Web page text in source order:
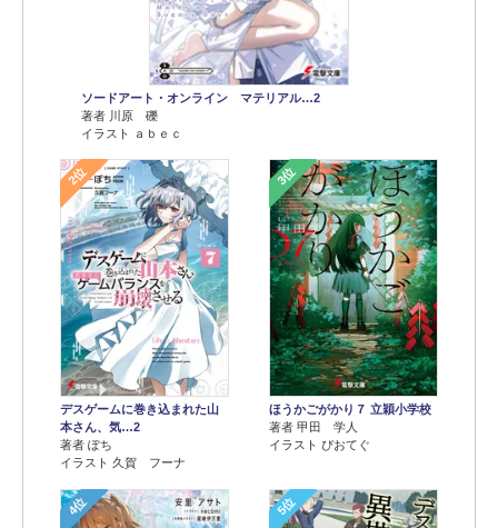
ソードアート・オンライン マテリアル…2
著者 川原 礫
イラスト ａｂｅｃ
2位
デスゲームに巻き込まれた山
本さん、気…2
著者 ぽち
イラスト 久賀 フーナ
3位
ほうかごがかり７ 立穎小学校
著者 甲田 学人
イラスト ぴおてぐ
4位 5位